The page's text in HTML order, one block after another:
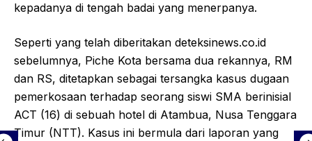
kepadanya di tengah badai yang menerpanya.
Seperti yang telah diberitakan deteksinews.co.id
sebelumnya, Piche Kota bersama dua rekannya, RM
dan RS, ditetapkan sebagai tersangka kasus dugaan
pemerkosaan terhadap seorang siswi SMA berinisial
ACT (16) di sebuah hotel di Atambua, Nusa Tenggara
Timur (NTT). Kasus ini bermula dari laporan yang